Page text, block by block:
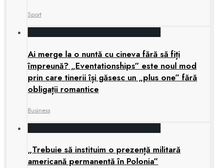
Sport
Ai merge la o nuntă cu cineva fără să fiți
împreună? „Eventationships” este noul mod
prin care tinerii își găsesc un „plus one” fără
obligații romantice
Business
„Trebuie să instituim o prezență militară
americană permanentă în Polonia”